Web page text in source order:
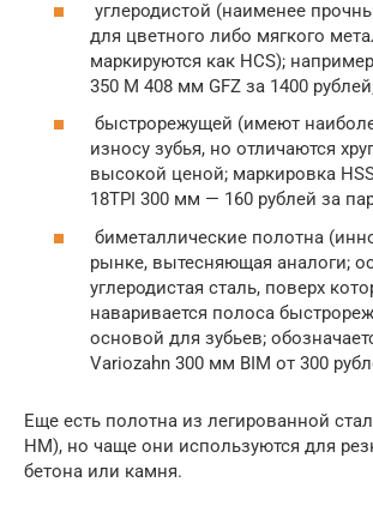
углеродистой (наименее
для цветного либо мягкого
маркируются как HCS);
350 M 408 мм GFZ за 1400
быстрорежущей (имеют
износу зубья, но отличаются
высокой ценой; маркировка
18TPI 300 мм — 160 рублей за
биметаллические полотна
рынке, вытесняющая аналоги;
углеродистая сталь, поверх
наваривается полоса
основой для зубьев;
Variozahn 300 мм BIM от 300
Еще есть полотна из легированной
HM), но чаще они используются для
бетона или камня.